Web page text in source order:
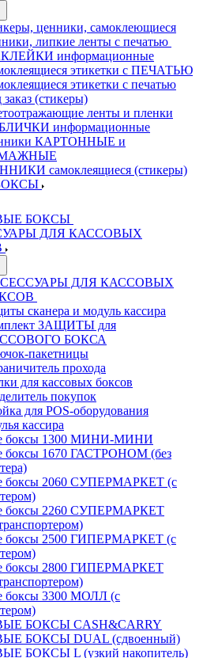
ценники, самоклеющиеся
липкие ленты с печатью
информационные
этикетки с ПЕЧАТЬЮ
этикетки с печатью
заказ (стикеры)
ленты и пленки
информационные
КАРТОННЫЕ и
самоклеящиеся (стикеры)
БОКСЫ
ДЛЯ КАССОВЫХ
ДЛЯ КАССОВЫХ
сканера и модуль кассира
ЗАЩИТЫ для
БОКСА
пакетницы
прохода
для кассовых боксов
покупок
для POS-оборудования
кассира
боксы 1300 МИНИ-МИНИ
боксы 1670 ГАСТРОНОМ (без
боксы 2060 СУПЕРМАРКЕТ (с
боксы 2260 СУПЕРМАРКЕТ
боксы 2500 ГИПЕРМАРКЕТ (с
боксы 2800 ГИПЕРМАРКЕТ
боксы 3300 МОЛЛ (с
БОКСЫ CASH&CARRY
БОКСЫ DUAL (сдвоенный)
БОКСЫ L (узкий накопитель)